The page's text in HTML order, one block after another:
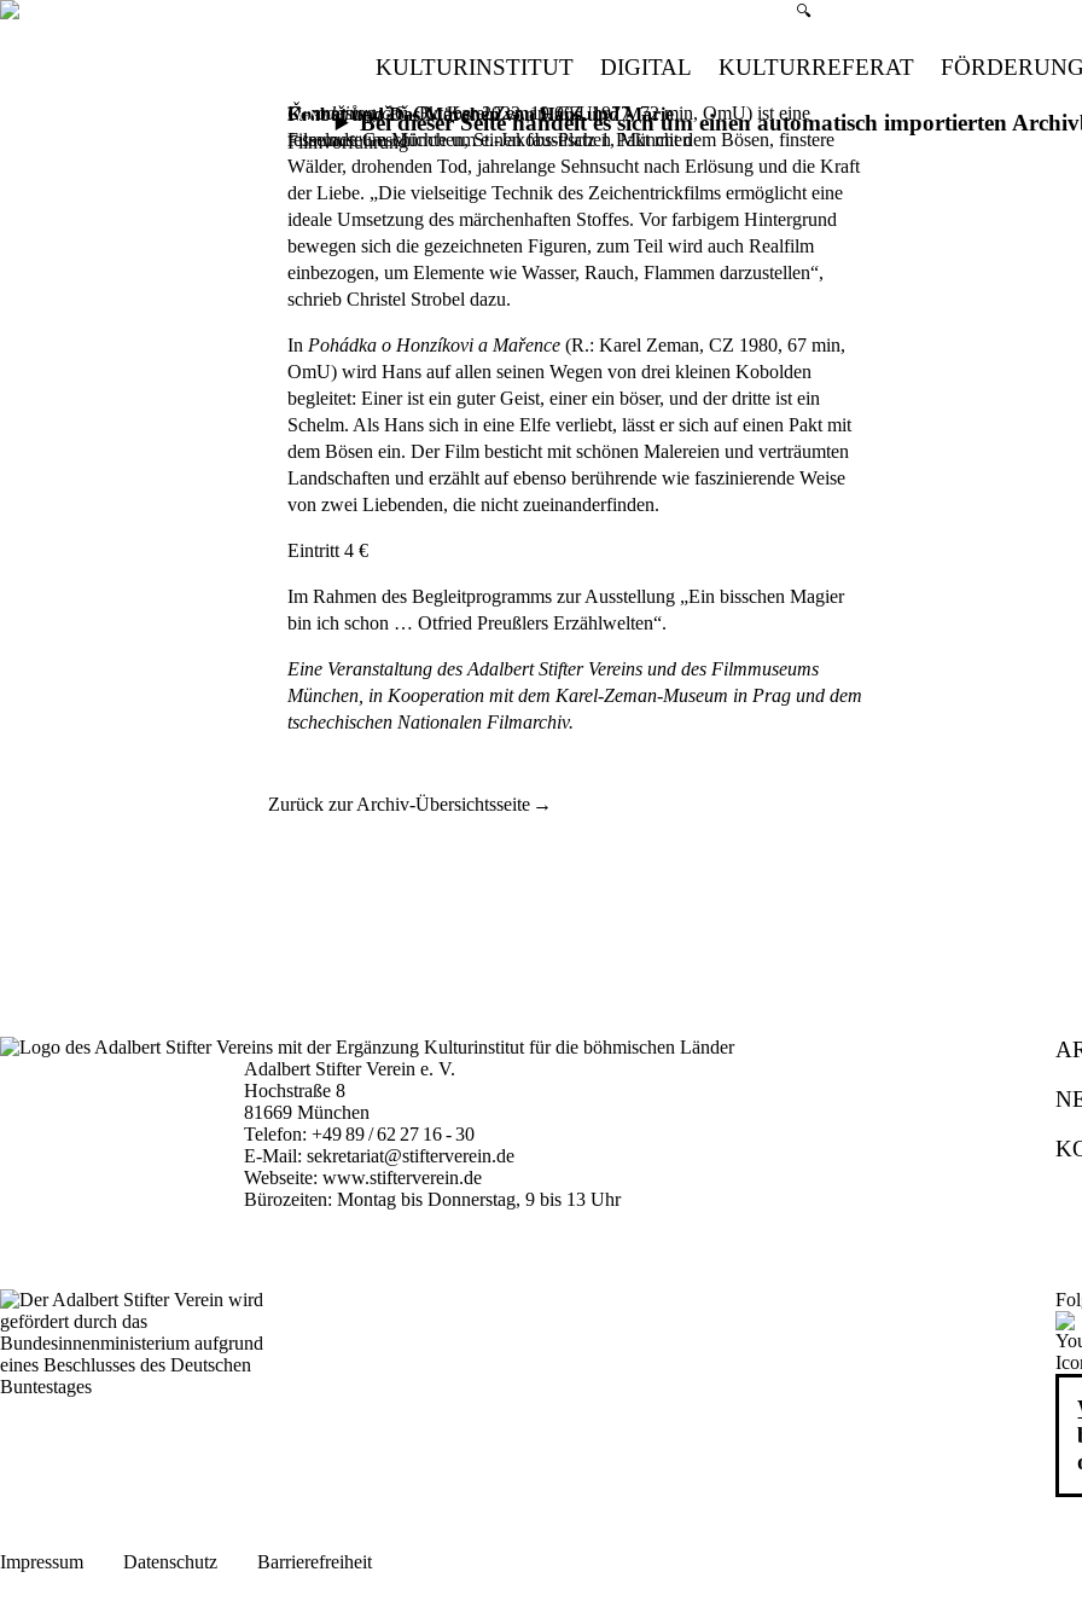
Suchmenü öffnen
🔍
KULTURINSTITUT DIGITAL KULTURREFERAT
Bei dieser Seite handelt es sich um einen automatisch importierten
Krabat und Das Märchen von Hans und Marie
Filmvorführung
Čarodějův učeň(R.: Karel Zeman, CZ, 1977, 72 min, OmU) ist eine
fesselnde Geschichte um einen faustischen Pakt mit dem Bösen, finstere
Wälder, drohenden Tod, jahrelange Sehnsucht nach Erlösung und die Kraft
der Liebe. „Die vielseitige Technik des Zeichentrickfilms ermöglicht eine
ideale Umsetzung des märchenhaften Stoffes. Vor farbigem Hintergrund
bewegen sich die gezeichneten Figuren, zum Teil wird auch Realfilm
einbezogen, um Elemente wie Wasser, Rauch, Flammen darzustellen“,
schrieb Christel Strobel dazu.
In Pohádka o Honzíkovi a Mařence(R.: Karel Zeman, CZ 1980, 67 min,
OmU) wird Hans auf allen seinen Wegen von drei kleinen Kobolden
begleitet: Einer ist ein guter Geist, einer ein böser, und der dritte ist ein
Schelm. Als Hans sich in eine Elfe verliebt, lässt er sich auf einen Pakt mit
dem Bösen ein. Der Film besticht mit schönen Malereien und verträumten
Landschaften und erzählt auf ebenso berührende wie faszinierende Weise
von zwei Liebenden, die nicht zueinanderfinden.
Eintritt 4 €
Im Rahmen des Begleitprogramms zur Ausstellung „Ein bisschen Magier
bin ich schon … Otfried Preußlers Erzählwelten“.
Eine Veranstaltung des Adalbert Stifter Vereins und des Filmmuseums
München, in Kooperation mitdem Karel-Zeman-Museum in Prag und dem
tschechischen Nationalen Filmarchiv.
Donnerstag, 26. Oktober 2023,19.00 Uhr
Filmmuseum München, St.-Jakobs-Platz 1, München
Zurück zur Archiv-Übersichtsseite
Adalbert Stifter Verein e. V.
Hochstraße 8
81669 München
Telefon:+49 89 / 62 27 16 - 30
E-Mail:sekretariat@stifterverein.de
Webseite:www.stifterverein.de
Bürozeiten: Montag bis Donnerstag, 9 bis 13 Uhr
Impressum Datenschutz Barrierefreiheit